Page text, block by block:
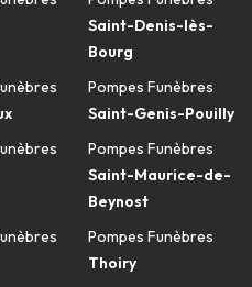
Saint-Denis-lès-
Bourg
Pompes Funèbres
Saint-Genis-Pouilly
Pompes Funèbres
Saint-Maurice-de-
Beynost
Pompes Funèbres
Thoiry